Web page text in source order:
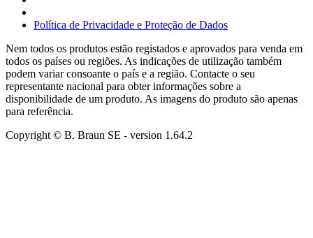
Política de Privacidade e Proteção de Dados
Nem todos os produtos estão registados e aprovados para venda em
todos os países ou regiões. As indicações de utilização também
podem variar consoante o país e a região. Contacte o seu
representante nacional para obter informações sobre a
disponibilidade de um produto. As imagens do produto são apenas
para referência.
Copyright © B. Braun SE - version 1.64.2